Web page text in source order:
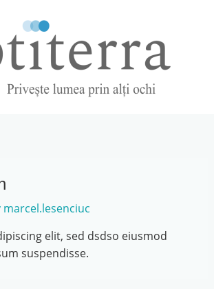
marcel.lesenciuc
elit, sed dsdso eiusmod
suspendisse.